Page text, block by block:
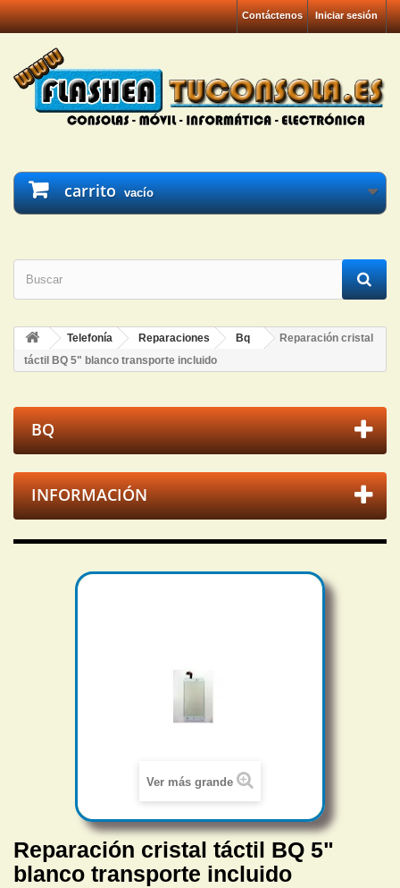
Iniciar sesión
Contáctenos
carrito vacío
Telefonía Reparaciones Bq
Reparación cristal
táctil BQ 5" blanco transporte incluido
BQ
INFORMACIÓN
Ver más grande
Reparación cristal táctil BQ 5"
blanco transporte incluido